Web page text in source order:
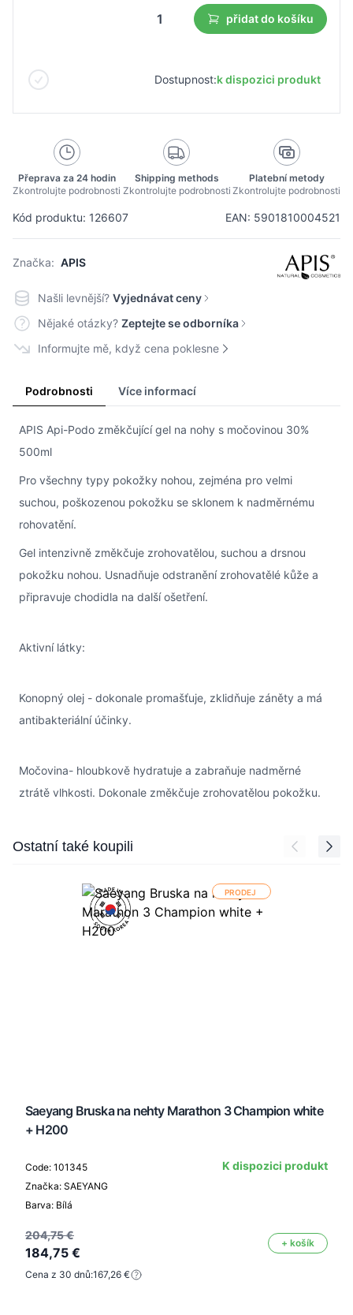
Kód produktu: 126607 EAN: 5901810004521
Značka: APIS
přidat do košíku
Dostupnost:k dispozici produkt
Přeprava za 24 hodin
Zkontrolujte podrobnosti
Shipping methods
Zkontrolujte podrobnosti
Platební metody
Zkontrolujte podrobnosti
Našli levnější? Vyjednávat ceny
Nějaké otázky? Zeptejte se odborníka
Informujte mě, když cena poklesne
Podrobnosti Více informací
APIS Api-Podo změkčující gel na nohy s močovinou 30%
500ml
Pro všechny typy pokožky nohou, zejména pro velmi
suchou, poškozenou pokožku se sklonem k nadměrnému
rohovatění.
Gel intenzivně změkčuje zrohovatělou, suchou a drsnou
pokožku nohou. Usnadňuje odstranění zrohovatělé kůže a
připravuje chodidla na další ošetření.
Aktivní látky:
Konopný olej - dokonale promašťuje, zklidňuje záněty a má
antibakteriální účinky.
Močovina- hloubkově hydratuje a zabraňuje nadměrné
ztrátě vlhkosti. Dokonale změkčuje zrohovatělou pokožku.
Press to skip carousel
Ostatní také koupili
PRODEJ
Saeyang Bruska na nehty Marathon 3 Champion white
+ H200
Code: 101345
Značka: SAEYANG
Barva: Bílá
K dispozici produkt
204,75 €
184,75 €
+ košík
Cena z 30 dnů:167,26 €